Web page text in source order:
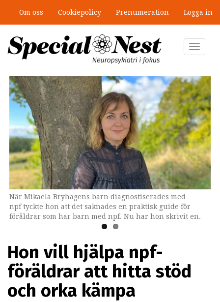
huvudinnehåll
Om oss Cookiepolicy Prenumeration Logga in
Toggle
När Mikaela Bryhagens barn diagnostiserades med
npf tyckte hon att det saknades en praktisk guide för
föräldrar som har barn med npf. Nu har hon skrivit en.
Det i skrivande stund inte helt färdiga omslaget till boken
som släpps i november via Kikkuli förlag.
Hon vill hjälpa npf-
föräldrar att hitta stöd
och orka kämpa
”Jobbet gick bra – just därför togs
stödet bort”